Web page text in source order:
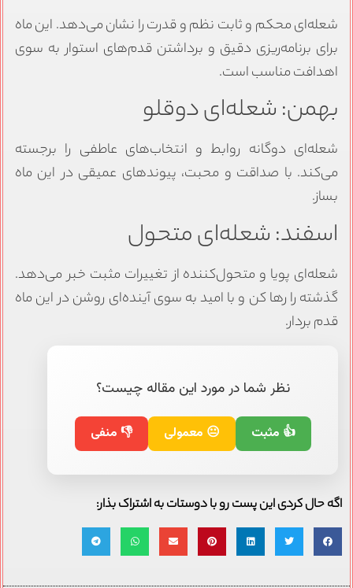
شعله‌ای محکم و ثابت نظم و قدرت را نشان می‌دهد. این ماه
برای برنامه‌ریزی دقیق و برداشتن قدم‌های استوار به سوی
اهدافت مناسب است.
بهمن: شعله‌ای دوقلو
شعله‌ای دوگانه روابط و انتخاب‌های عاطفی را برجسته
می‌کند. با صداقت و محبت، پیوندهای عمیقی در این ماه
بساز.
اسفند: شعله‌ای متحول
شعله‌ای پویا و متحول‌کننده از تغییرات مثبت خبر می‌دهد.
گذشته را رها کن و با امید به سوی آینده‌ای روشن در این ماه
قدم بردار.
نظر شما در مورد این مقاله چیست؟
👍 مثبت 😐 معمولی 👎 منفی
اگه حال کردی این پست رو با دوستات به اشتراک بذار: